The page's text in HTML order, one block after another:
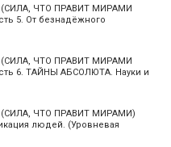
ЧТО ПРАВИТ МИРАМИ
5. От безнадёжного
ЧТО ПРАВИТ МИРАМИ
6. ТАЙНЫ АБСОЛЮТА. Науки и
ЧТО ПРАВИТ МИРАМИ)
людей. (Уровневая